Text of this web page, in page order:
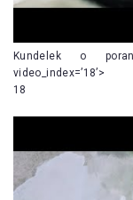
Kundelek o
video_index=’18’>
18